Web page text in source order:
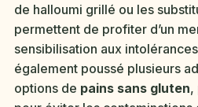
de halloumi grillé ou les
permettent de profiter d’un
sensibilisation aux
également poussé plusieurs
options de pains sans gluten,